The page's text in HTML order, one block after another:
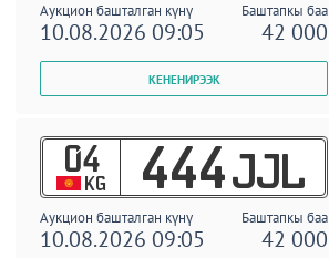
Аукцион башталган күнү Баштапкы баа
10.08.2026 09:05 42 000
04
KG 444 JJL
Аукцион башталган күнү Баштапкы баа
10.08.2026 09:05 42 000